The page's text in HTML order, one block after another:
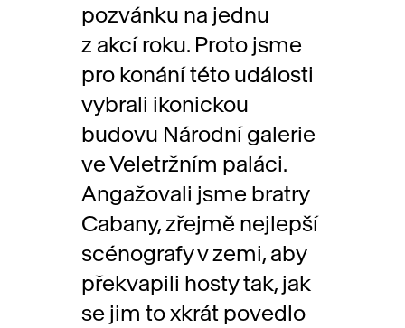
pozvánku na jednu
z akcí roku. Proto jsme
pro konání této události
vybrali ikonickou
budovu Národní galerie
ve Veletržním paláci.
Angažovali jsme bratry
Cabany, zřejmě nejlepší
scénografy v zemi, aby
překvapili hosty tak, jak
se jim to xkrát povedlo